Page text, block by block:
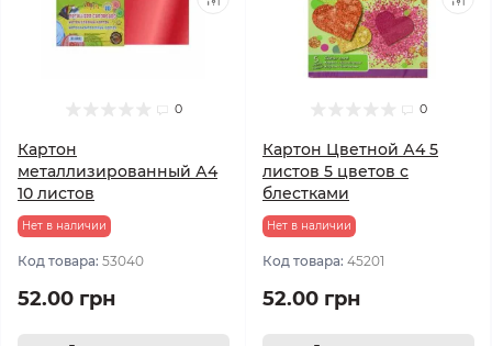
0
Картон
металлизированный А4
10 листов
Нет в наличии
Код товара: 53040
52.00 грн
0
Картон Цветной А4 5
листов 5 цветов с
блестками
Нет в наличии
Код товара: 45201
52.00 грн